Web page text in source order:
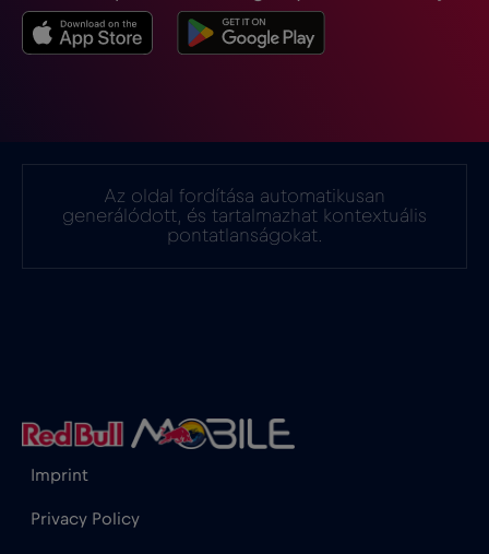
Az oldal fordítása automatikusan
generálódott, és tartalmazhat kontextuális
pontatlanságokat.
Imprint
Privacy Policy